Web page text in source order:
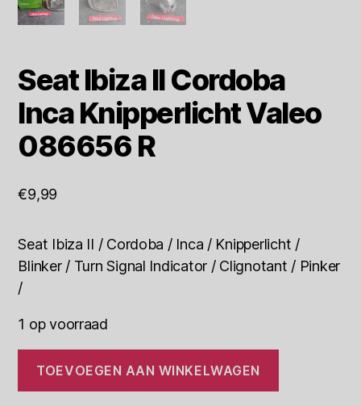
Seat Ibiza II Cordoba
Inca Knipperlicht Valeo
086656 R
€9,99
Seat Ibiza II / Cordoba / Inca / Knipperlicht /
Blinker / Turn Signal Indicator / Clignotant / Pinker
/
1 op voorraad
Ibiza
II
TOEVOEGEN AAN WINKELWAGEN